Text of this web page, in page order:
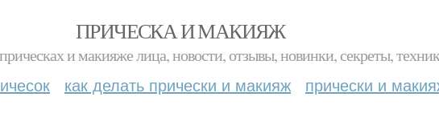
ПРИЧЕСКА И МАКИЯЖ
и макияже лица, новости, отзывы, новинки, секреты,
как делать прически и макияж прически и